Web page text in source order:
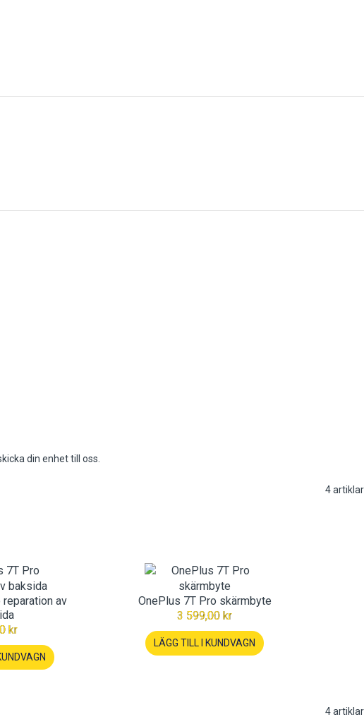
din enhet till oss.
4artiklar
av
kr
OnePlus 7T Pro skärmbyte
3 599,00 kr
LÄGG TILL I KUNDVAGN
4artiklar